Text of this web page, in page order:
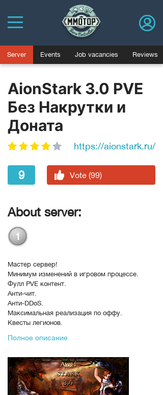
Server Events Job vacancies Reviews
AionStark 3.0 PVE
Без Накрутки и
Доната
https://aionstark.ru/
9 Vote (99)
About server:
Мастер сервер!
Минимум изменений в игровом процессе.
Фулл PVE контент.
Анти-чит.
Анти-DDoS.
Максимальная реализация по оффу.
Квесты легионов.
Лучшая ГЕО дата.
Рабочие временные зоны.
Осады всех замков и крепостей.
Набор команд для игроков.
Уникальные PVE ивенты.
Полное описание